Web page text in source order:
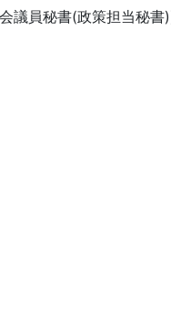
議員秘書(政策担当秘書